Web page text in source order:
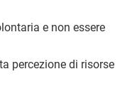
e non essere
percezione di risorse